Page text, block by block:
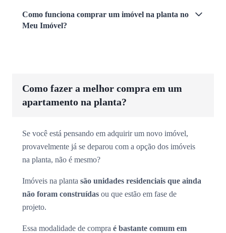
Como funciona comprar um imóvel na planta no
Meu Imóvel?
Como fazer a melhor compra em um
apartamento na planta?
Se você está pensando em adquirir um novo imóvel,
provavelmente já se deparou com a opção dos imóveis
na planta, não é mesmo?
Imóveis na planta são unidades residenciais que ainda
não foram construídas ou que estão em fase de
projeto.
Essa modalidade de compra é bastante comum em